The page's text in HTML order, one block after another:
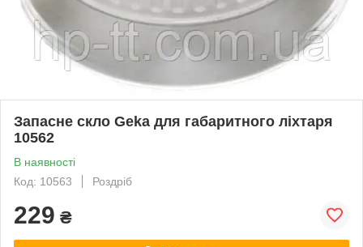
Запасне скло Geka для габаритного ліхтаря
10562
В наявності
Код: 10563
Роздріб
229 ₴